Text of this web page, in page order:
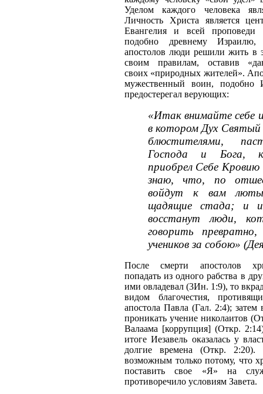
Уделом каждого человека
Личность Христа является
Евангелия и всей проповеди
подобно древнему Израилю,
апостолов люди решили жить в
своим правилам, оставив
своих «природных жителей».
мужественный воин, подобно
предостерегал верующих:
«Итак внимайте себе
в котором Дух Святый
блюстителями,
Господа и Бога,
приобрел Себе
знаю, что, по
войдут к вам
щадящие стада; и
восстанут люди,
говорить
учеников за собою»
После смерти апостолов
попадать из одного рабства в
ими овладевал (3Ин. 1:9), то
видом благочестия,
апостола Павла (Гал. 2:4); затем
проникать учение николаитов
Валаама [коррупция] (Откр.
итоге Иезавель оказалась у
долгие времена (Откр. 2:20).
возможным только потому, что
поставить свое «Я» на
противоречило условиям Завета.